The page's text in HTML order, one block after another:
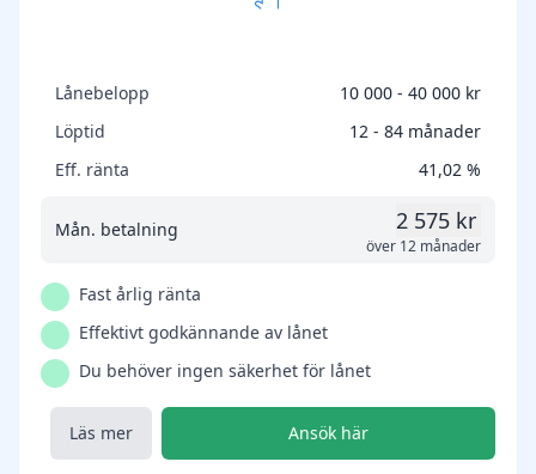
Lånebelopp
10 000 - 40 000 kr
Löptid
12 - 84 månader
Eff. ränta
41,02 %
Mån. betalning 2 575 kr
över 12 månader
Fast årlig ränta
Effektivt godkännande av lånet
Du behöver ingen säkerhet för lånet
Läs mer Ansök här